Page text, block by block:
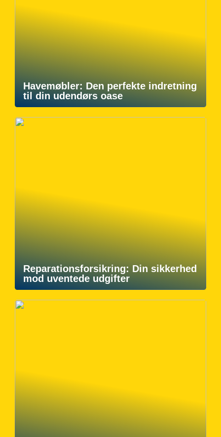
Havemøbler: Den perfekte indretning
til din udendørs oase
Reparationsforsikring: Din sikkerhed
mod uventede udgifter